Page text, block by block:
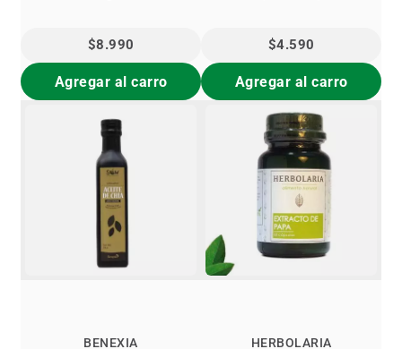
$8.990
Agregar al carro
$4.590
Agregar al carro
BENEXIA HERBOLARIA